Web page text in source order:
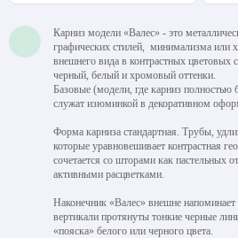
Карниз модели «Валес» - это
графических стилей, минимализма или
внешнего вида в контрастных цветовых
черный, белый и хромовый оттенки.
Базовые (модели, где карниз
служат изюминкой в декоративном
Форма карниза стандартная. Трубы,
которые уравновешивает контрастная
сочетается со шторами как пастельных
активными расцветками.
Наконечник «Валес» внешне
вертикали протянуты тонкие черные
«пояска» белого или черного цвета.